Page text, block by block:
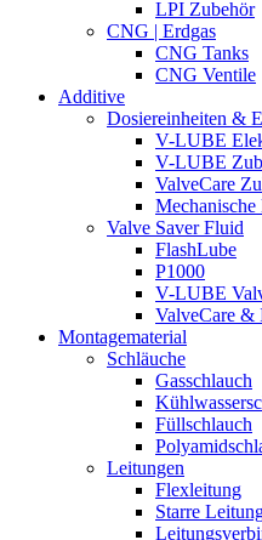
LPI Zubehör
CNG | Erdgas
CNG Tanks
CNG Ventile
Additive
Dosiereinheiten &
V-LUBE
V-LUBE
ValveCare
Valve Saver Fluid
FlashLube
P1000
V-LUBE
ValveCare &
Montagematerial
Schläuche
Gasschlauch
Füllschlauch
Leitungen
Flexleitung
Starre